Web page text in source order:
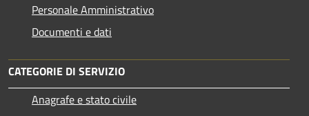
Personale Amministrativo
Documenti e dati
CATEGORIE DI SERVIZIO
Anagrafe e stato civile